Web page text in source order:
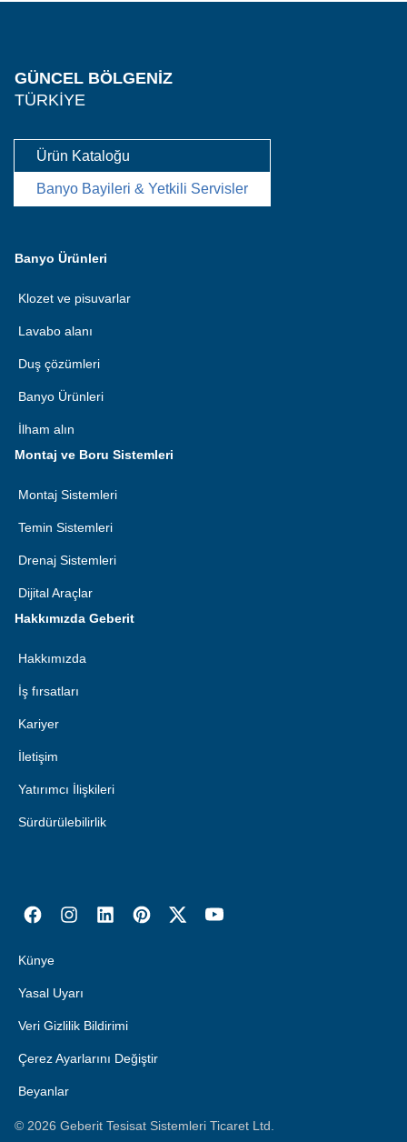
GÜNCEL BÖLGENIZ
TÜRKIYE
Ürün Kataloğu
Banyo Bayileri & Yetkili Servisler
Banyo Ürünleri
Klozet ve pisuvarlar
Lavabo alanı
Duş çözümleri
Banyo Ürünleri
İlham alın
Montaj ve Boru Sistemleri
Montaj Sistemleri
Temin Sistemleri
Drenaj Sistemleri
Dijital Araçlar
Hakkımızda Geberit
Hakkımızda
İş fırsatları
Kariyer
İletişim
Yatırımcı İlişkileri
Sürdürülebilirlik
Künye
Yasal Uyarı
Veri Gizlilik Bildirimi
Çerez Ayarlarını Değiştir
Beyanlar
© 2026 Geberit Tesisat Sistemleri Ticaret Ltd.